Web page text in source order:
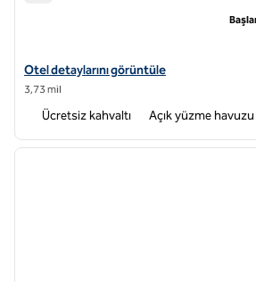
Homewood Suites by Hilton Fremont için
Otel detaylarını görüntüle
3,73 mil
Ücretsiz kahvaltı Açık yüzme havuzu
1 / 12